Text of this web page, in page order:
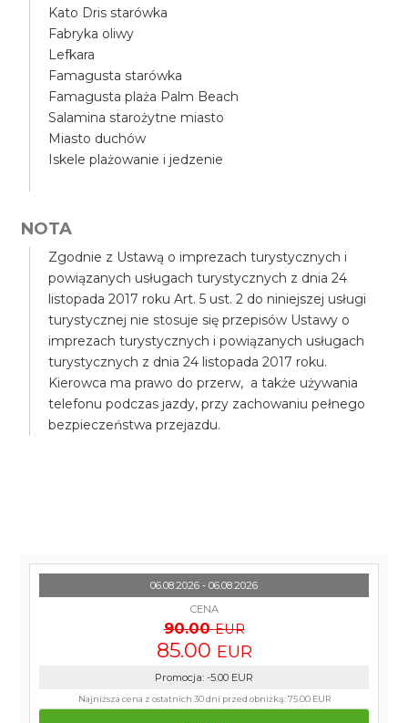
Kato Dris starówka
Fabryka oliwy
Lefkara
Famagusta starówka
Famagusta plaża Palm Beach
Salamina starożytne miasto
Miasto duchów
Iskele plażowanie i jedzenie
NOTA
Zgodnie z Ustawą o imprezach turystycznych i
powiązanych usługach turystycznych z dnia 24
listopada 2017 roku Art. 5 ust. 2 do niniejszej usługi
turystycznej nie stosuje się przepisów Ustawy o
imprezach turystycznych i powiązanych usługach
turystycznych z dnia 24 listopada 2017 roku.
Kierowca ma prawo do przerw, a także używania
telefonu podczas jazdy, przy zachowaniu pełnego
bezpieczeństwa przejazdu.
06.08.2026 - 06.08.2026
CENA
90.00 EUR
85.00 EUR
Promocja: -5.00 EUR
Najniższa cena z ostatnich 30 dni przed obniżką:75.00 EUR